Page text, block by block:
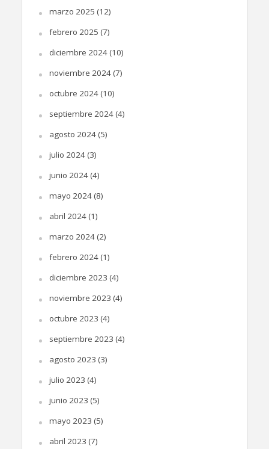
marzo 2025 (12)
febrero 2025 (7)
diciembre 2024(10)
noviembre 2024(7)
octubre 2024(10)
septiembre 2024(4)
agosto 2024(5)
julio 2024(3)
junio 2024(4)
mayo 2024(8)
abril 2024(1)
marzo 2024(2)
febrero 2024(1)
diciembre 2023 (4)
noviembre 2023 (4)
octubre 2023 (4)
septiembre 2023 (4)
agosto 2023 (3)
julio 2023 (4)
junio 2023 (5)
mayo 2023 (5)
abril 2023 (7)